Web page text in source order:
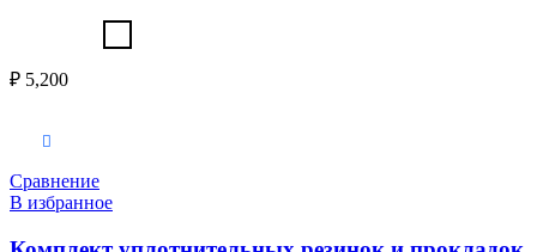
₽ 5,200
Сравнение
В избранное